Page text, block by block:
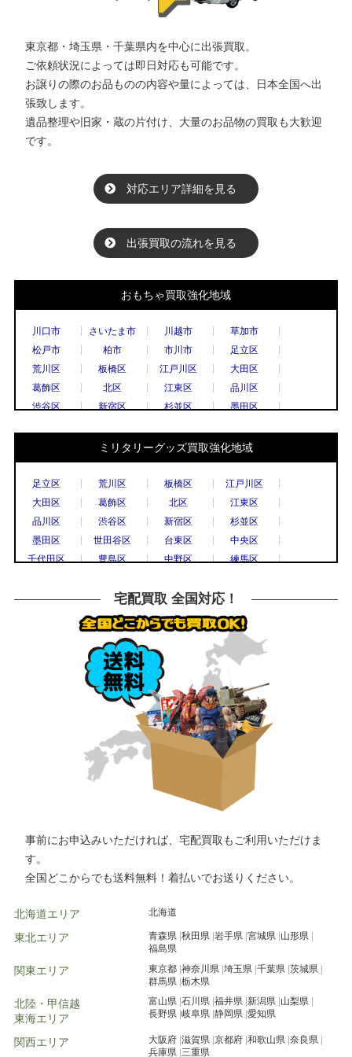
東京都・埼玉県・千葉県内を中心に出張買取。
ご依頼状況によっては即日対応も可能です。
お譲りの際のお品ものの内容や量によっては、日本全国へ出
張致します。
遺品整理や旧家・蔵の片付け、大量のお品物の買取も大歓迎
です。
対応エリア詳細を見る
出張買取の流れを見る
おもちゃ買取強化地域
川口市 さいたま市 川越市
草加市
松戸市
柏市 市川市
足立区
荒川区
板橋区 江戸川区
大田区
葛飾区
北区 江東区
品川区
渋谷区
新宿区 杉並区
墨田区
中野区 練馬区
文京区
港区
目黒区 国立市
小金井市
国分寺市
小平市 立川市
調布市
西東京市
八王子市 東村山市
日野市
府中市
三鷹市 武蔵野市
上尾市
春日部市
久喜市 熊谷市
越谷市
秩父市
所沢市 戸田市
新座市
鎌倉市 川崎市
相模原市
横須賀市 横浜市
宇都宮市
高崎市 前橋市
古河市
水戸市
ミリタリーグッズ買取強化地域
足立区 荒川区 板橋区
江戸川区
大田区
葛飾区 北区
江東区
品川区
渋谷区 新宿区
杉並区
墨田区
世田谷区 台東区
中央区
千代田区
豊島区 中野区
練馬区
川崎市 川口市
越谷市
戸田市 さいたま市
所沢市
市川市 柏市
松戸市
高崎市 小山市
宅配買取 全国対応！
事前にお申込みいただければ、宅配買取もご利用いただけま
す。
全国どこからでも送料無料！着払いでお送りください。
北海道エリア 北海道
東北エリア 青森県 秋田県 岩手県 宮城県 山形県
福島県
関東エリア 東京都 神奈川県 埼玉県 千葉県 茨城県
群馬県 栃木県
北陸・甲信越
東海エリア
富山県 石川県 福井県 新潟県 山梨県
長野県 岐阜県 静岡県 愛知県
関西エリア 大阪府 滋賀県 京都府 和歌山県 奈良県
兵庫県 三重県